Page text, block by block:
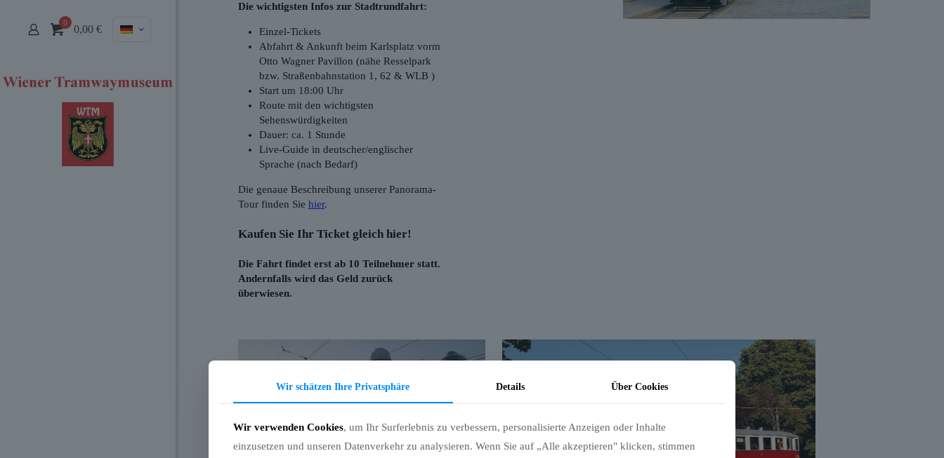
0
0,00 €
Die wichtigsten Infos zur Stadtrundfahrt:
Einzel-Tickets
Abfahrt & Ankunft beim Karlsplatz vorm
Otto Wagner Pavillon (nähe Resselpark
bzw. Straßenbahnstation 1, 62 & WLB )
Start um 18:00 Uhr
Route mit den wichtigsten
Sehenswürdigkeiten
Dauer: ca. 1 Stunde
Live-Guide in deutscher/englischer
Sprache (nach Bedarf)
Die genaue Beschreibung unserer Panorama-
Tour finden Sie hier.
Kaufen Sie Ihr Ticket gleich hier!
Die Fahrt findet erst ab 10 Teilnehmer statt.
Andernfalls wird das Geld zurück
überwiesen.
Wir schätzen Ihre Privatsphäre Details Über Cookies
Wir verwenden Cookies, um Ihr Surferlebnis zu verbessern, personalisierte Anzeigen oder Inhalte
einzusetzen und unseren Datenverkehr zu analysieren. Wenn Sie auf „Alle akzeptieren" klicken, stimmen